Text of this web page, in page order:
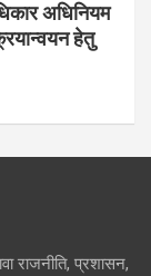
अधिनियम
हेतु
राजनीति, प्रशासन,